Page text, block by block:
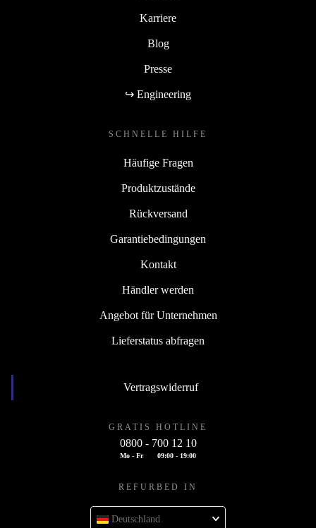
Karriere
Blog
Presse
↪ Engineering
SCHNELLE HILFE
Häufige Fragen
Produktzustände
Rückversand
Garantiebedingungen
Kontakt
Händler werden
Angebot für Unternehmen
Lieferstatus abfragen
Vertragswiderruf
GRATIS HOTLINE
0800 - 700 12 10
Mo - Fr 09:00 - 19:00
REFURBED IN
Deutschland